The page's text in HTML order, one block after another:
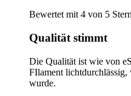
Bewertet mit 4 von 5
Qualität stimmt
Die Qualität ist wie von
FIlament
wurde.